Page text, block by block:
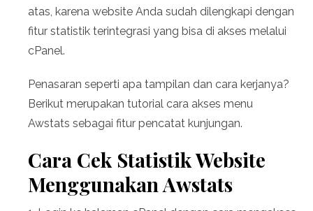
atas, karena website Anda sudah dilengkapi dengan
fitur statistik terintegrasi yang bisa di akses melalui
cPanel.
Penasaran seperti apa tampilan dan cara kerjanya?
Berikut merupakan tutorial cara akses menu
Awstats sebagai fitur pencatat kunjungan.
Cara Cek Statistik Website
Menggunakan Awstats